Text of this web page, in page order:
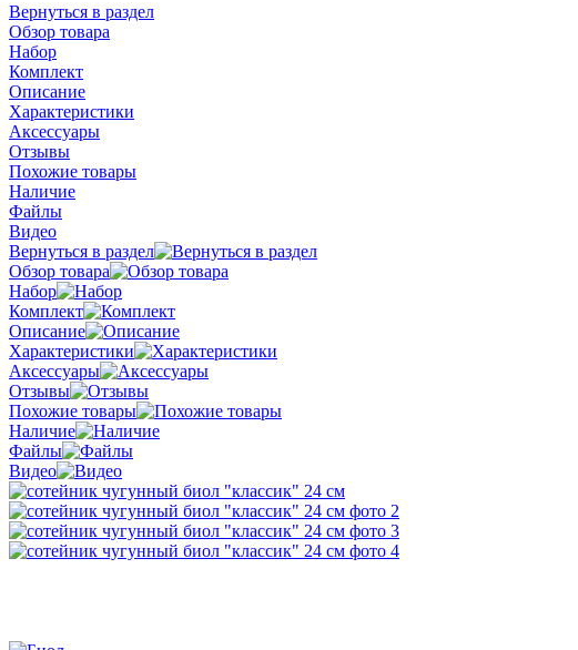
Вернуться в раздел
Обзор товара
Набор
Комплект
Описание
Характеристики
Аксессуары
Отзывы
Похожие товары
Наличие
Файлы
Видео
Вернуться в раздел
Обзор товара
Набор
Комплект
Описание
Характеристики
Аксессуары
Отзывы
Похожие товары
Наличие
Файлы
Видео